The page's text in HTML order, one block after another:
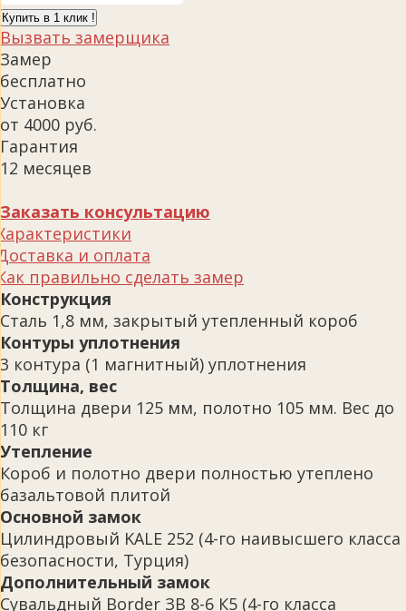
Купить в 1 клик !
Вызвать замерщика
Замер
бесплатно
Установка
от 4000 руб.
Гарантия
12 месяцев
Заказать консультацию
и оплата
правильно сделать замер
Конструкция
Сталь 1,8 мм, закрытый утепленный короб
Контуры уплотнения
3 контура (1 магнитный) уплотнения
Толщина, вес
Толщина двери 125 мм, полотно 105 мм. Вес до
110 кг
Утепление
Короб и полотно двери полностью утеплено
базальтовой плитой
Основной замок
Цилиндровый KALE 252 (4-го наивысшего класса
безопасности, Турция)
Дополнительный замок
Сувальдный Border ЗВ 8-6 К5 (4-го класса